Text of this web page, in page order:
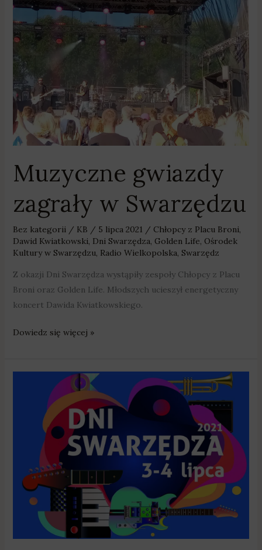
Muzyczne gwiazdy
zagrały w Swarzędzu
Bez kategorii/ KB / 5 lipca 2021 / Chłopcy z Placu Broni,
Dawid Kwiatkowski, Dni Swarzędza, Golden Life, Ośrodek
Kultury w Swarzędzu, Radio Wielkopolska, Swarzędz
Z okazji Dni Swarzędza wystąpiły zespoły Chłopcy z Placu
Broni oraz Golden Life. Młodszych ucieszył energetyczny
koncert Dawida Kwiatkowskiego.
zagrały
w
Swarzędzu
Dowiedz się więcej »
Dawid
Kwiatkowski
Festiwal